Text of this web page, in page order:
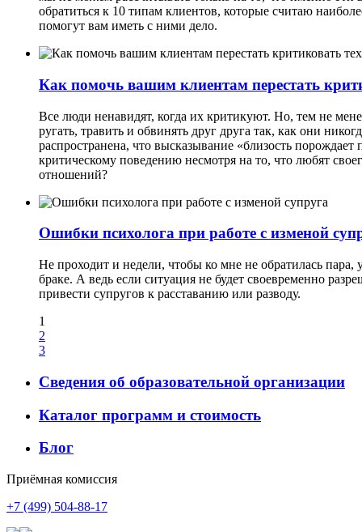
обратиться к 10 типам клиентов, которые считаю
помогут вам иметь с ними дело.
Как помочь вашим клиентам перестать
Все люди ненавидят, когда их критикуют. Но, тем не
ругать, травить и обвинять друг друга так, как они
распространена, что высказывание «близость
критическому поведению несмотря на то, что любят
отношений?
Ошибки психолога при работе с изменой
Не проходит и недели, чтобы ко мне не обратилась
браке. А ведь если ситуация не будет своевременно
привести супругов к расставанию или разводу.
1
2
3
Сведения об образовательной организации
Каталог программ и стоимость
Блог
Приёмная комиссия
+7 (499) 504-88-17